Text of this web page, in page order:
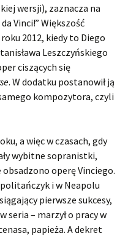
wersji), zaznacza na
Vinci!” Większość
2012, kiedy to Diego
Leszczyńskiego
ciszących się
. W dodatku postanowił ją
kompozytora, czyli
a więc w czasach, gdy
wybitne sopranistki,
obsadzono operę Vinciego.
i w Neapolu
pierwsze sukcesy,
seria – marzył o pracy w
papieża. A dekret